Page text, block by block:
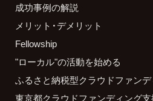
成功事例の解説
メリット・デメリット
Fellowship
"ローカル"の活動を始める
ふるさと納税型クラウドファン
東京都クラウドファンディング